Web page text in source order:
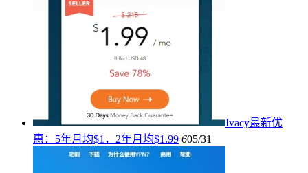
Ivacy最新优
惠：5年月均$1，2年月均$1.99 605/31